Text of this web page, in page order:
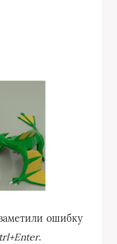
ошибку
.